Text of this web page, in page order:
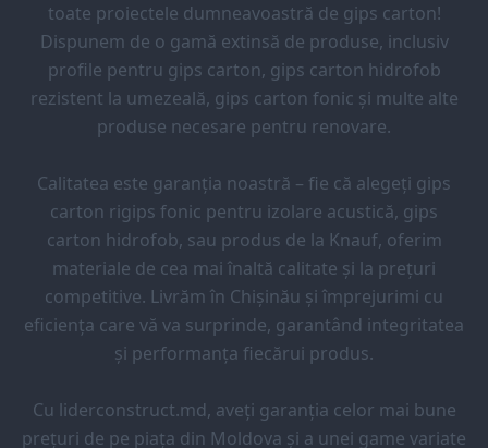
toate proiectele dumneavoastră de gips carton!
Dispunem de o gamă extinsă de produse, inclusiv
profile pentru gips carton, gips carton hidrofob
rezistent la umezeală, gips carton fonic și multe alte
produse necesare pentru renovare.
Calitatea este garanția noastră – fie că alegeți gips
carton rigips fonic pentru izolare acustică, gips
carton hidrofob, sau produs de la Knauf, oferim
materiale de cea mai înaltă calitate și la prețuri
competitive. Livrăm în Chișinău și împrejurimi cu
eficiența care vă va surprinde, garantând integritatea
și performanța fiecărui produs.
Cu liderconstruct.md, aveți garanția celor mai bune
prețuri de pe piața din Moldova și a unei game variate